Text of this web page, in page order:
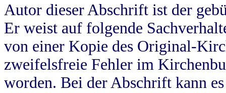
Autor dieser Abschrift ist der
Er weist auf folgende
von einer Kopie des Original-
zweifelsfreie Fehler im
worden. Bei der Abschrift kann